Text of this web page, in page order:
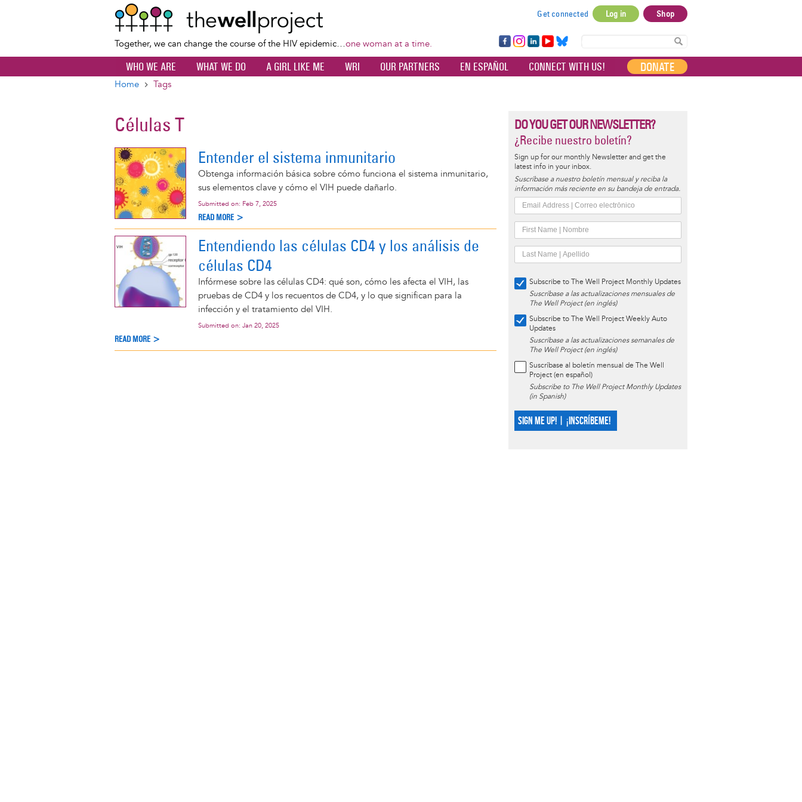
content
Together, we can change the course of the HIV epidemic…one woman at a time.
account
menu
Get connected Log in Shop
Fa
ce
bo
Ins
ta
Lin
ke
dI
Yo
uT
ub
Bl
ue
sky
WHO WE ARE WHAT WE DO A GIRL LIKE ME WRI OUR PARTNERS EN ESPAÑOL CONNECT WITH US! DONATE
Home Tags
Células T
Entender el sistema inmunitario
Obtenga información básica sobre cómo funciona el sistema inmunitario,
sus elementos clave y cómo el VIH puede dañarlo.
Submitted on: Feb 7, 2025
READ MORE >
Entendiendo las células CD4 y los análisis de
células CD4
Infórmese sobre las células CD4: qué son, cómo les afecta el VIH, las
pruebas de CD4 y los recuentos de CD4, y lo que significan para la
infección y el tratamiento del VIH.
Submitted on: Jan 20, 2025
READ MORE >
DO YOU GET OUR NEWSLETTER?
¿Recibe nuestro boletín?
Sign up for our monthly Newsletter and get the
latest info in your inbox.
Suscríbase a nuestro boletín mensual y reciba la
información más reciente en su bandeja de entrada.
Subscribe to The Well Project Monthly Updates
Suscríbase a las actualizaciones mensuales de
The Well Project (en inglés)
Subscribe to The Well Project Weekly Auto
Updates
Suscríbase a las actualizaciones semanales de
The Well Project (en inglés)
Suscríbase al boletín mensual de The Well
Project (en español)
Subscribe to The Well Project Monthly Updates
(in Spanish)
SIGN ME UP! | ¡INSCRÍBEME!